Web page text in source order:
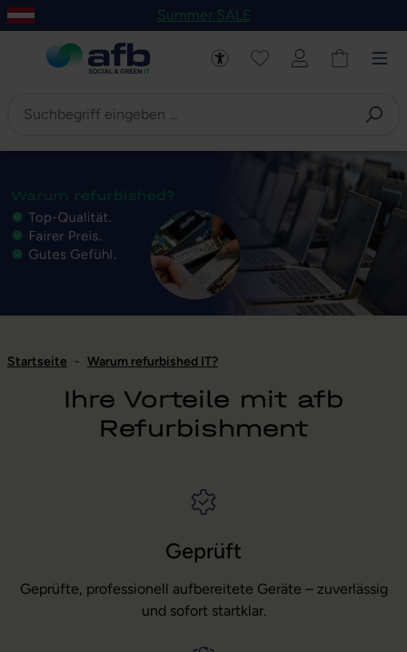
Hauptinhalt springen
Zur Navigation der B2B-Plattform springen
Summer SALE
Startseite - Warum refurbished IT?
Ihre Vorteile mit afb
Refurbishment
Geprüft
Geprüfte, professionell aufbereitete Geräte – zuverlässig
und sofort startklar.